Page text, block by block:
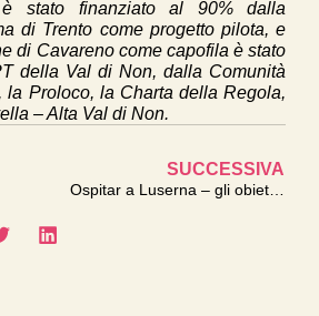
stato finanziato al 90% dalla
di Trento come progetto pilota, e
di Cavareno come capofila è stato
della Val di Non, dalla Comunità
la Proloco, la Charta della Regola,
– Alta Val di Non.
SUCCESSIVA
Ospitar a Luserna – gli obiettivi del progetto